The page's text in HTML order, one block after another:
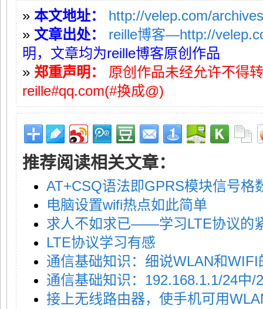
» 本文地址：
http://velep.com/
» 文章出处：
reille博客—http://
明，文章均为reille博客原创作品
» 郑重声明：
原创作品未经允许不得
reille#qq.com(#换成@)
推荐阅读相关文章：
AT+CSQ语法即GPRS模块信号格
电脑设置wifi热点如此简单
求人不如求已——学习LTE协议的
LTE协议学习有感
通信基础知识：细说WLAN和WIFI
通信基础知识：192.168.1.1/24中/
接上无线路由器，使手机可用